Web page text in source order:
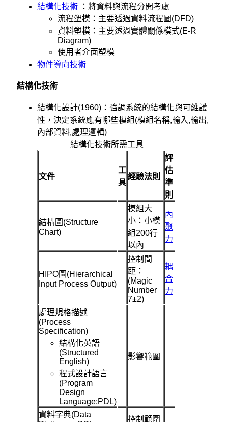
結構化技術 ：將資料與流程分開考慮
流程塑模：主要透過資料流程圖(DFD)
資料塑模：主要透過實體關係模式(E-R
Diagram)
使用者介面塑模
物件導向技術
結構化技術
結構化設計(1960)：強調系統的結構化與可維護
性，決定系統應有哪些模組(模組名稱,輸入,輸出,
內部資料,處理邏輯)
結構化技術所需工具
文件
工
具
經驗法則
評
估
準
則
結構圖(Structure
Chart)
模組大
小：小模
組200行
以內
內
聚
力
HIPO圖(Hierarchical
Input Process Output)
控制間
距：
(Magic
Number
7±2)
耦
合
力
處理規格描述
(Process
Specification)
結構化英語
(Structured
English)
程式設計語言
(Program
Design
Language;PDL)
影響範圍
資料字典(Data
控制範圍